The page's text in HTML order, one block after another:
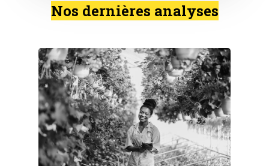
Nos dernières analyses